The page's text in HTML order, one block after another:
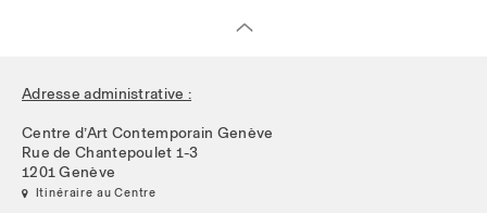
Adresse administrative :
Centre d’Art Contemporain Genève
Rue de Chantepoulet 1-3
1201 Genève
 Itinéraire au Centre